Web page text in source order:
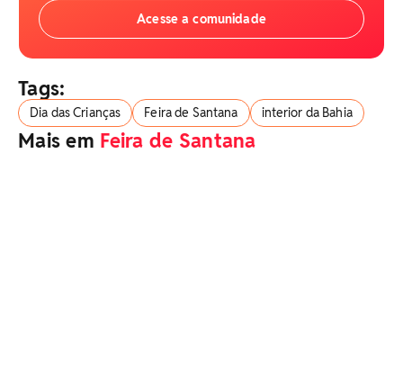
Acesse a comunidade
Tags:
Dia das Crianças Feira de Santana interior da Bahia
Mais em Feira de Santana